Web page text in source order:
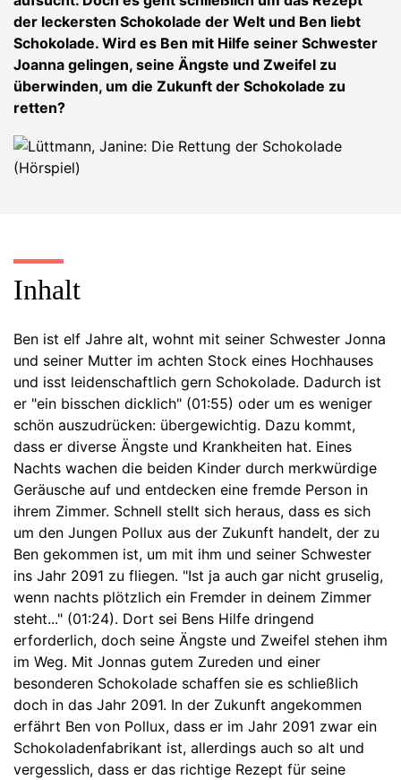
der leckersten Schokolade der Welt und Ben liebt
Schokolade. Wird es Ben mit Hilfe seiner Schwester
Joanna gelingen, seine Ängste und Zweifel zu
überwinden, um die Zukunft der Schokolade zu
retten?
Inhalt
Ben ist elf Jahre alt, wohnt mit seiner Schwester Jonna
und seiner Mutter im achten Stock eines Hochhauses
und isst leidenschaftlich gern Schokolade. Dadurch ist
er "ein bisschen dicklich" (01:55) oder um es weniger
schön auszudrücken: übergewichtig. Dazu kommt,
dass er diverse Ängste und Krankheiten hat. Eines
Nachts wachen die beiden Kinder durch merkwürdige
Geräusche auf und entdecken eine fremde Person in
ihrem Zimmer. Schnell stellt sich heraus, dass es sich
um den Jungen Pollux aus der Zukunft handelt, der zu
Ben gekommen ist, um mit ihm und seiner Schwester
ins Jahr 2091 zu fliegen. "Ist ja auch gar nicht gruselig,
wenn nachts plötzlich ein Fremder in deinem Zimmer
steht..." (01:24). Dort sei Bens Hilfe dringend
erforderlich, doch seine Ängste und Zweifel stehen ihm
im Weg. Mit Jonnas gutem Zureden und einer
besonderen Schokolade schaffen sie es schließlich
doch in das Jahr 2091. In der Zukunft angekommen
erfährt Ben von Pollux, dass er im Jahr 2091 zwar ein
Schokoladenfabrikant ist, allerdings auch so alt und
vergesslich, dass er das richtige Rezept für seine